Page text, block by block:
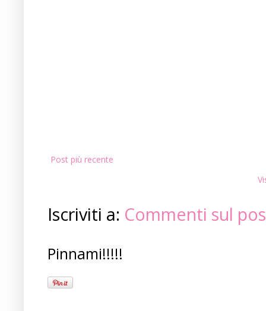
Post più recente
Iscriviti a: Commenti sul
Pinnami!!!!!